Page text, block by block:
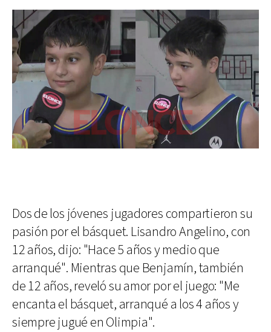
Dos de los jóvenes jugadores compartieron su
pasión por el básquet. Lisandro Angelino, con
12 años, dijo: "Hace 5 años y medio que
arranqué". Mientras que Benjamín, también
de 12 años, reveló su amor por el juego: "Me
encanta el básquet, arranqué a los 4 años y
siempre jugué en Olimpia".